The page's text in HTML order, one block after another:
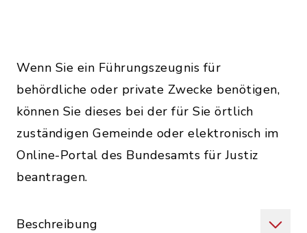
Wenn Sie ein Führungszeugnis für
behördliche oder private Zwecke benötigen,
können Sie dieses bei der für Sie örtlich
zuständigen Gemeinde oder elektronisch im
Online-Portal des Bundesamts für Justiz
beantragen.
Beschreibung